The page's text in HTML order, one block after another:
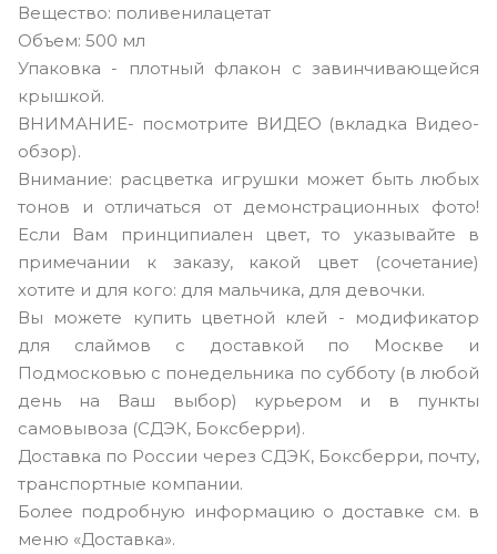
Вещество: поливенилацетат
Объем: 500 мл
Упаковка - плотный флакон с завинчивающейся
крышкой.
ВНИМАНИЕ- посмотрите ВИДЕО (вкладка Видео-
обзор).
Внимание: расцветка игрушки может быть любых
тонов и отличаться от демонстрационных фото!
Если Вам принципиален цвет, то указывайте в
примечании к заказу, какой цвет (сочетание)
хотите и для кого: для мальчика, для девочки.
Вы можете купить цветной клей - модификатор
для слаймов с доставкой по Москве и
Подмосковью с понедельника по субботу (в любой
день на Ваш выбор) курьером и в пункты
самовывоза (СДЭК, Боксберри).
Доставка по России через СДЭК, Боксберри, почту,
транспортные компании.
Более подробную информацию о доставке см. в
меню «Доставка».